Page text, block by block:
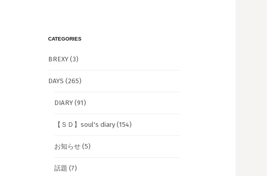
CATEGORIES
BREXY (3)
DAYS (265)
DIARY (91)
【ＳＤ】soul's diary(154)
お知らせ (5)
話題 (7)